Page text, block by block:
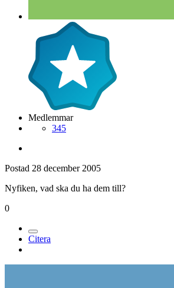
Medlemmar
345
Postad 28 december 2005
Nyfiken, vad ska du ha dem till?
0
Citera